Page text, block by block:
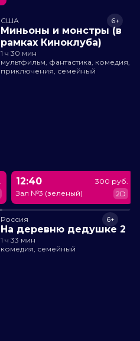
США
Миньоны и монстры (в
рамках Киноклуба)
6+
1 ч 30 мин
мультфильм, фантастика, комедия,
приключения, семейный
12:40
Зал №3 (зеленый)
300 руб.
2D
Россия
На деревню дедушке 2
6+
1 ч 33 мин
комедия, семейный